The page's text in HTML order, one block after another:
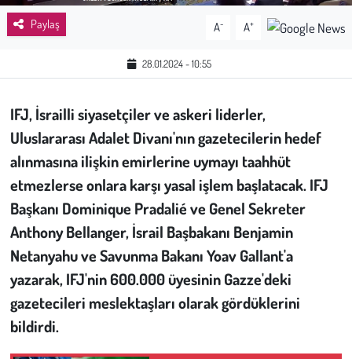
Paylaş A- A+
28.01.2024 - 10:55
IFJ, İsrailli siyasetçiler ve askeri liderler,
Uluslararası Adalet Divanı'nın gazetecilerin hedef
alınmasına ilişkin emirlerine uymayı taahhüt
etmezlerse onlara karşı yasal işlem başlatacak. IFJ
Başkanı Dominique Pradalié ve Genel Sekreter
Anthony Bellanger, İsrail Başbakanı Benjamin
Netanyahu ve Savunma Bakanı Yoav Gallant'a
yazarak, IFJ'nin 600.000 üyesinin Gazze'deki
gazetecileri meslektaşları olarak gördüklerini
bildirdi.
Çocuk
İnsan Hakları
Hayvan Hakları
Çevre
Galeri
Günün İçinden
Vefat İlanları